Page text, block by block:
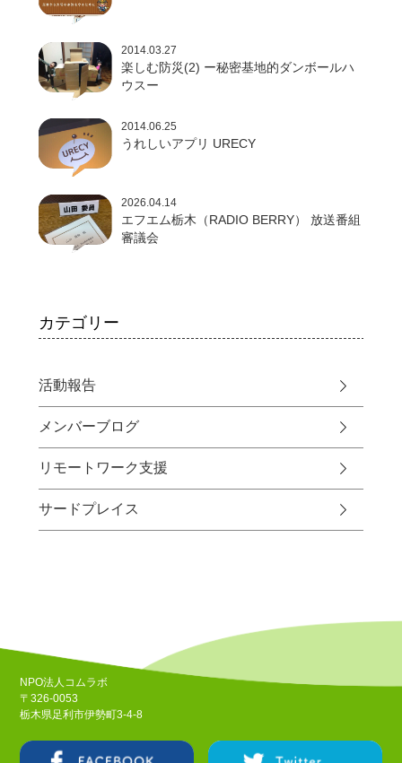
2014.03.27
楽しむ防災(2) ー秘密基地的ダンボールハ
ウスー
2014.06.25
うれしいアプリ URECY
2026.04.14
エフエム栃木（RADIO BERRY） 放送番組
審議会
カテゴリー
活動報告
メンバーブログ
リモートワーク支援
サードプレイス
NPO法人コムラボ
〒326-0053
栃木県足利市伊勢町3-4-8